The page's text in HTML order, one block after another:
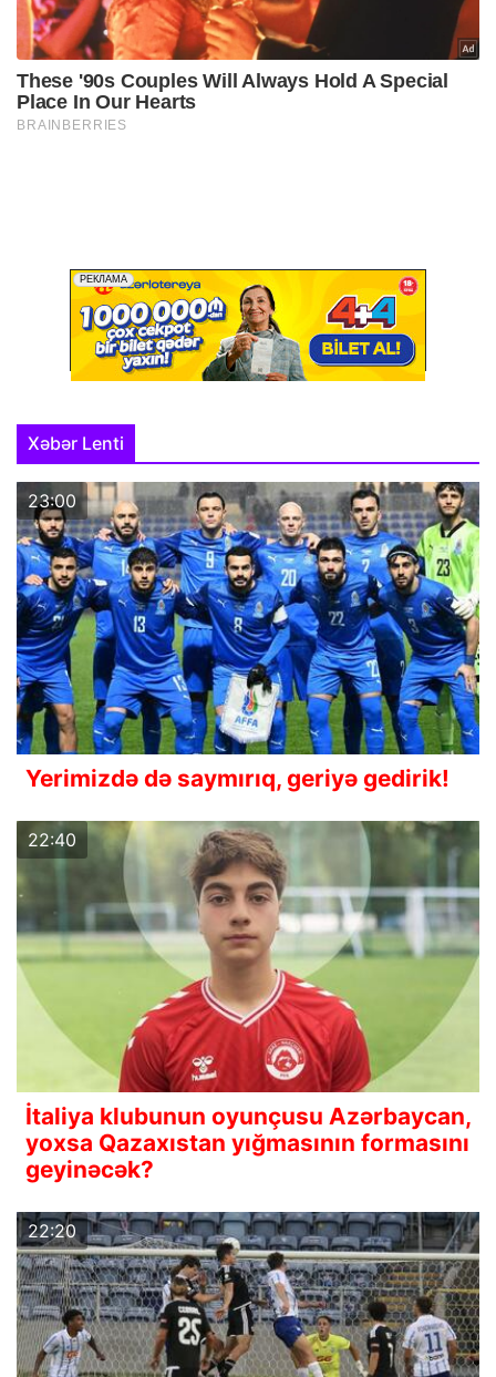
Xəbər Lenti
23:00
Yerimizdə də saymırıq, geriyə gedirik!
22:40
İtaliya klubunun oyunçusu Azərbaycan,
yoxsa Qazaxıstan yığmasının formasını
geyinəcək?
22:20